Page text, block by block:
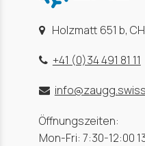
Holzmatt 651 b,
+41 (0)34 491 81 11
info@zaugg.swiss
Öffnungszeiten:
Mon-Fri: 7:30-12:00